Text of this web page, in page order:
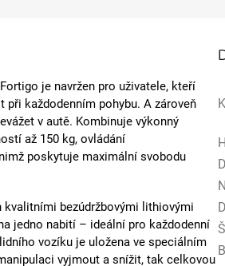
Fortigo je navržen pro uživatele, kteří
každodenním pohybu. A zároveň
v autě. Kombinuje výkonný
až 150 kg, ovládání
poskytuje maximální svobodu
kvalitními bezúdržbovými lithiovými
jedno nabití – ideální pro každodenní
vozíku je uložena ve speciálním
vyjmout a snížit, tak celkovou